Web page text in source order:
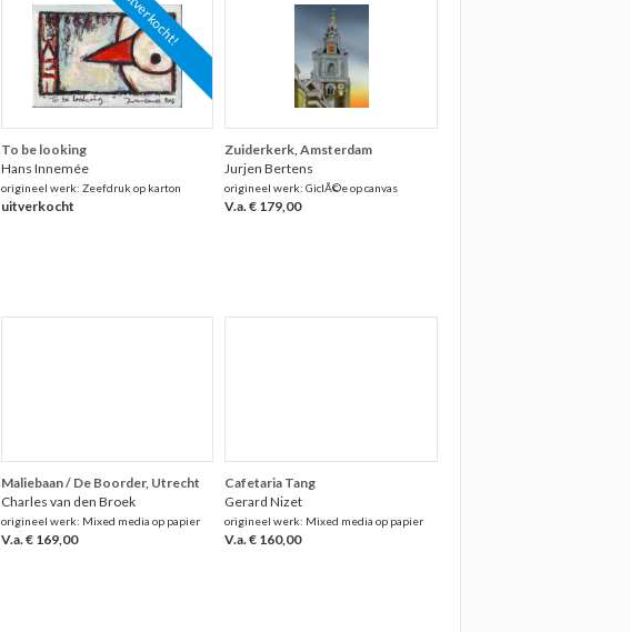
uitverkocht!
To be looking
Hans Innemée
origineel werk: Zeefdruk op karton
uitverkocht
Zuiderkerk, Amsterdam
Jurjen Bertens
origineel werk: GiclÃ©e op canvas
V.a. € 179,00
Maliebaan / De Boorder, Utrecht
Charles van den Broek
origineel werk: Mixed media op papier
V.a. € 169,00
Cafetaria Tang
Gerard Nizet
origineel werk: Mixed media op papier
V.a. € 160,00